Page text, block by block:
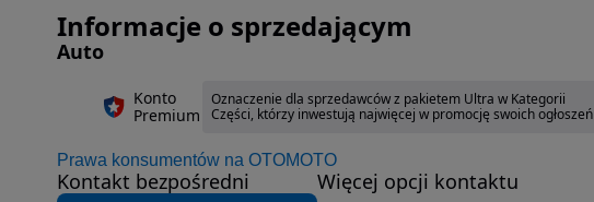
Informacje o sprzedającym
Auto
Konto
Premium
Oznaczenie dla sprzedawców z pakietem Ultra w Kategorii
Części, którzy inwestują najwięcej w promocję swoich ogłoszeń
Prawa konsumentów na OTOMOTO
Kontakt bezpośredni Więcej opcji kontaktu